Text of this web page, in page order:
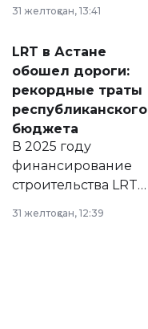
2028 годы.
документ
появился в базе
нормативных
правовых актов и
на сайте маслихат
города.
31 желтоқсан, 13:41
LRT в Астане
обошел дороги:
рекордные траты
республиканского
бюджета
В 2025 году
финансирование
строительства LRT
республиканского
31 желтоқсан, 12:39